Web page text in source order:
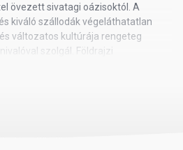
övezett sivatagi oázisoktól. A
kiváló szállodák végeláthatatlan
változatos kultúrája rengeteg
szolgál. Földrajzi
földje miatt az elmúlt évszázadok